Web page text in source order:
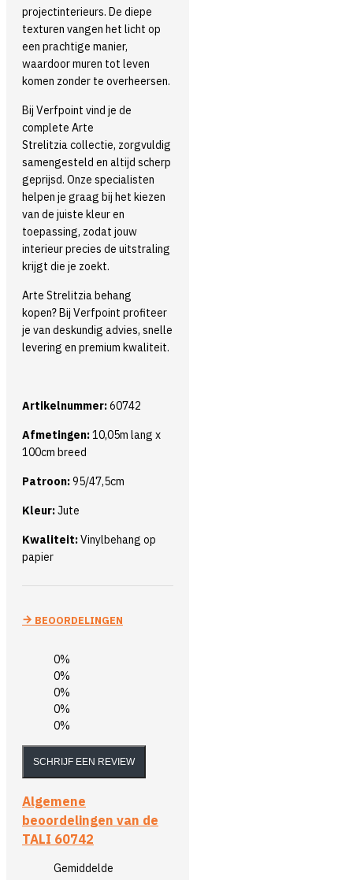
projectinterieurs. De diepe
texturen vangen het licht op
een prachtige manier,
waardoor muren tot leven
komen zonder te overheersen.
Bij Verfpoint vind je de
complete Arte
Strelitzia collectie, zorgvuldig
samengesteld en altijd scherp
geprijsd. Onze specialisten
helpen je graag bij het kiezen
van de juiste kleur en
toepassing, zodat jouw
interieur precies de uitstraling
krijgt die je zoekt.
Arte Strelitzia behang
kopen? Bij Verfpoint profiteer
je van deskundig advies, snelle
levering en premium kwaliteit.
Artikelnummer:60742
Afmetingen:10,05m lang x
100cm breed
Patroon:95/47,5cm
Kleur:Jute
Kwaliteit:Vinylbehang op
papier
BEOORDELINGEN
0%
0%
0%
0%
0%
SCHRIJF EEN REVIEW
Algemene
beoordelingen van de
TALI 60742
Gemiddelde